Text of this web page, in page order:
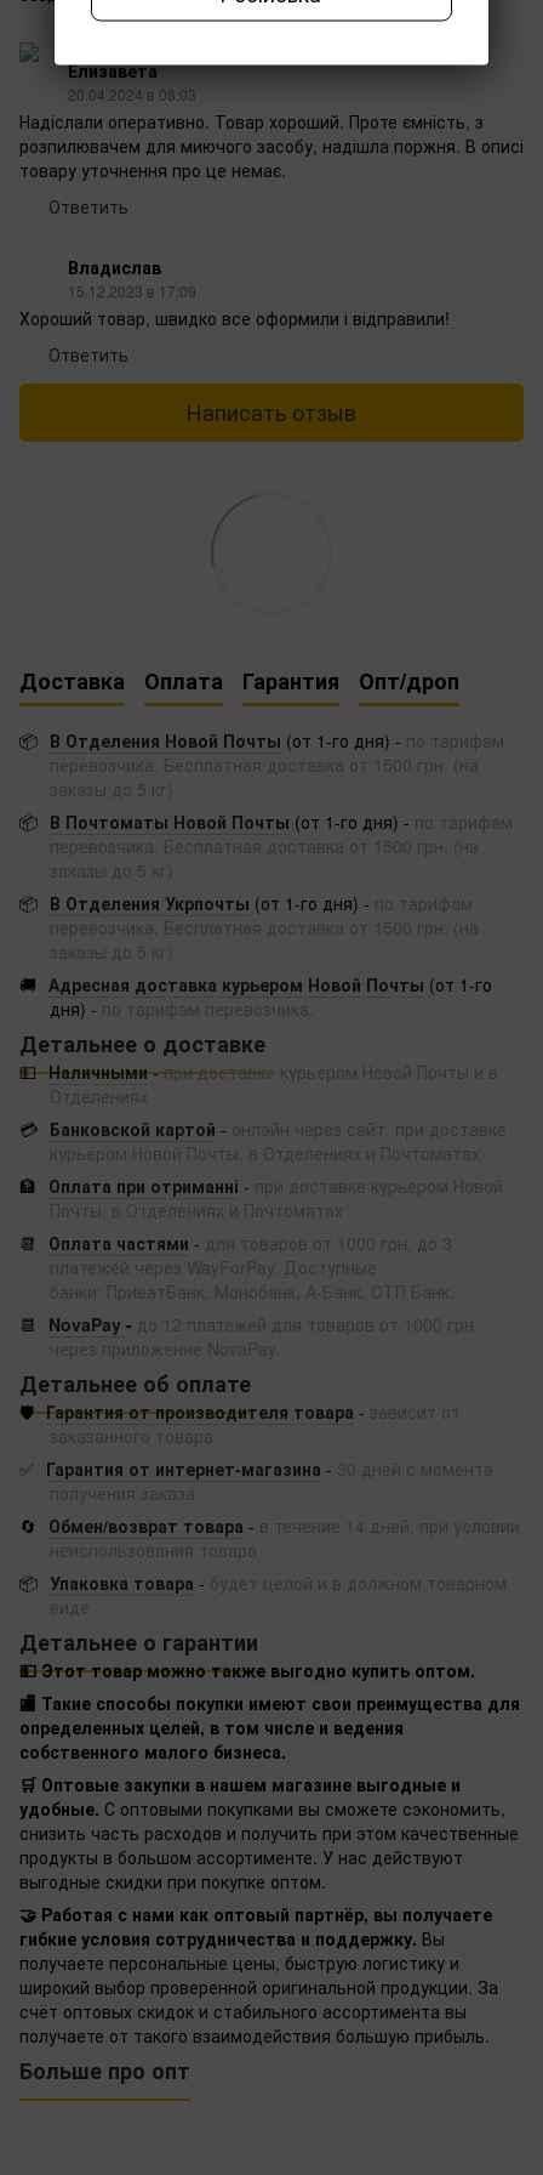
Елизавета
20.04.2024 в 08:03
Надіслали оперативно. Товар хороший. Проте ємність, з
розпилювачем для миючого засобу, надішла поржня.‌ В описі
товару уточнення про це немає.
Ответить
Владислав
15.12.2023 в 17:09
Хороший товар, швидко все оформили і відправили!
Ответить
Написать отзыв
Доставка Оплата Гарантия Опт/дроп
📦 В Отделения Новой Почты (от 1-го дня) - по тарифам
перевозчика. Бесплатная доставка от 1500 грн. (на
заказы до 5 кг)
📦 В Почтоматы Новой Почты (от 1-го дня) - по тарифам
перевозчика. Бесплатная доставка от 1500 грн. (на
заказы до 5 кг)
📦 В Отделения Укрпочты (от 1-го дня) - по тарифам
перевозчика. Бесплатная доставка от 1500 грн. (на
заказы до 5 кг)
🚚 Адресная доставка курьером Новой Почты (от 1-го
дня) - по тарифам перевозчика.
Детальнее о доставке
💵 Наличными-при доставке курьером Новой Почты и в
Отделениях
💳 Банковской картой - онлайн через сайт, при доставке
курьером Новой Почты, в Отделениях и Почтоматах
🏦
Оплата при отриманні - при доставке курьером Новой
Почты, в Отделениях и Почтоматах
📆
Оплата частями - для товаров от 1000 грн, до 3
платежей через WayForPay. Доступные
банки: ПриватБанк, Монобанк, А-Банк, ОТП Банк.
📆
NovaPay - до 12 платежей для товаров от 1000 грн
через приложение NovaPay.
Детальнее об оплате
🛡️ Гарантия от производителя товара - зависит от
заказанного товара
✅ Гарантия от интернет-магазина - 30 дней с момента
получения заказа
🔄
Обмен/возврат товара - в течение 14 дней, при условии
неиспользования товара
📦 Упаковка товара - будет целой и в должном товарном
виде
Детальнее о гарантии
💵 Этот товар можно также выгодно купить оптом.
🏬 Такие способы покупки имеют свои преимущества для
определенных целей, в том числе и ведения
собственного малого бизнеса.
🛒 Оптовые закупки в нашем магазине выгодные и
удобные. С оптовыми покупками вы сможете сэкономить,
снизить часть расходов и получить при этом качественные
продукты в большом ассортименте. У нас действуют
выгодные скидки при покупке оптом.
🤝 Работая с нами как оптовый партнёр, вы получаете
гибкие условия сотрудничества и поддержку. Вы
получаете персональные цены, быструю логистику и
широкий выбор проверенной оригинальной продукции. За
счёт оптовых скидок и стабильного ассортимента вы
получаете от такого взаимодействия большую прибыль.
Больше про опт